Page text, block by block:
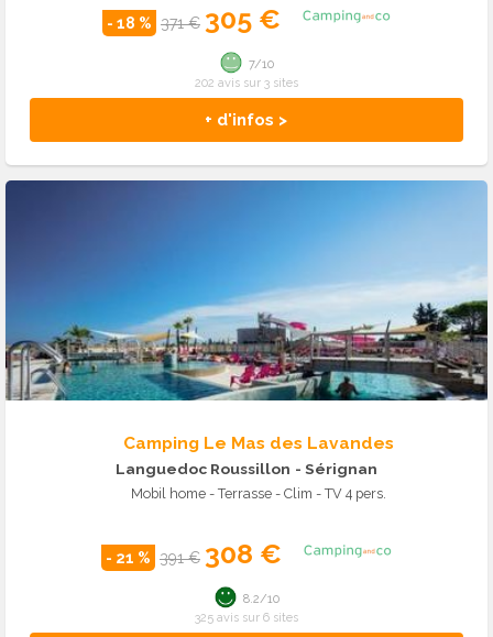
- 18 % 371 € 305 €
+ d'infos >
7/10
202 avis sur 3 sites
Camping Le Mas des Lavandes
Languedoc Roussillon - Sérignan
Mobil home - Terrasse - Clim - TV 4 pers.
- 21 % 391 € 308 €
8.2/10
325 avis sur 6 sites